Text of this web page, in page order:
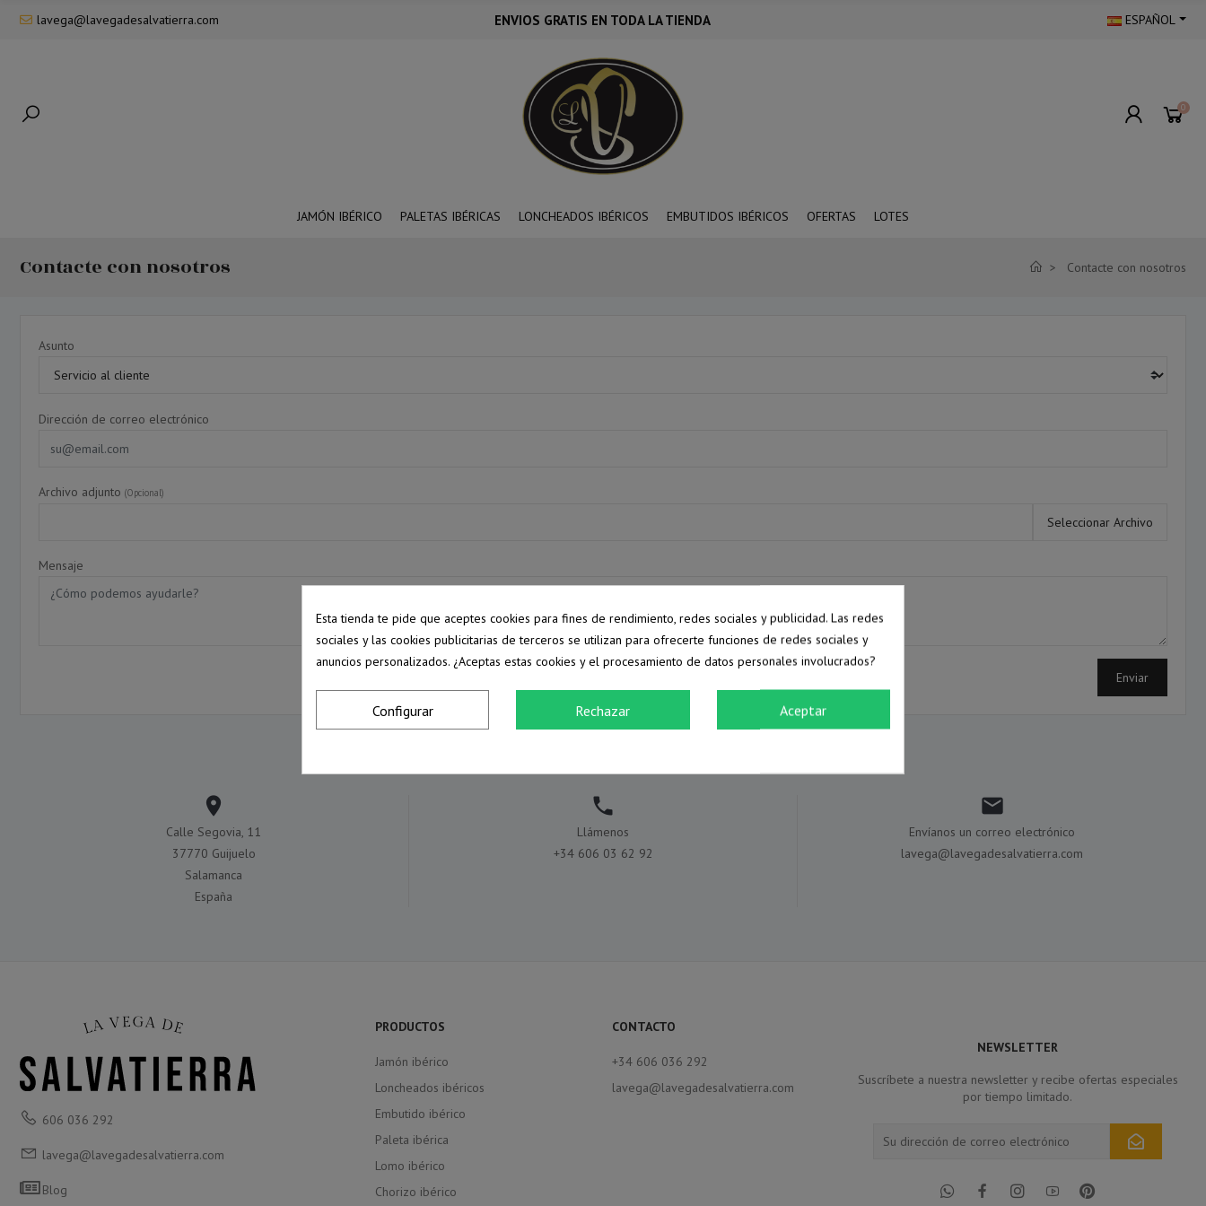
lavega@lavegadesalvatierra.com ENVIOS GRATIS EN TODA LA TIENDA ESPAÑOL
0
JAMÓN IBÉRICO PALETAS IBÉRICAS LONCHEADOS IBÉRICOS EMBUTIDOS IBÉRICOS OFERTAS LOTES
Contacte con nosotros Contacte con nosotros
Asunto
Dirección de correo electrónico
Archivo adjunto (Opcional)
Seleccionar Archivo
Mensaje

Calle Segovia, 11
37770 Guijuelo
Salamanca
España

Llámenos
+34 606 03 62 92

Envíanos un correo electrónico
lavega@lavegadesalvatierra.com
606 036 292
lavega@lavegadesalvatierra.com
Blog
PRODUCTOS
Jamón ibérico
Loncheados ibéricos
Embutido ibérico
Paleta ibérica
Lomo ibérico
Chorizo ibérico
CONTACTO
+34 606 036 292
lavega@lavegadesalvatierra.com
NEWSLETTER
Suscríbete a nuestra newsletter y recibe ofertas especiales
por tiempo limitado.
Esta tienda te pide que aceptes cookies para fines de rendimiento, redes sociales y publicidad. Las redes
sociales y las cookies publicitarias de terceros se utilizan para ofrecerte funciones de redes sociales y
anuncios personalizados. ¿Aceptas estas cookies y el procesamiento de datos personales involucrados?
Configurar Rechazar Aceptar